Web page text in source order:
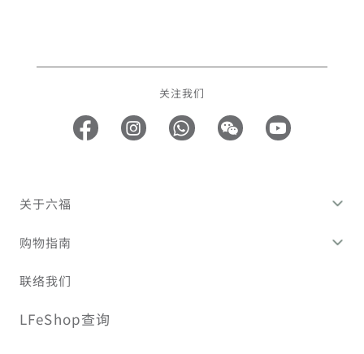
关注我们
关于六福
购物指南
联络我们
LFeShop查询